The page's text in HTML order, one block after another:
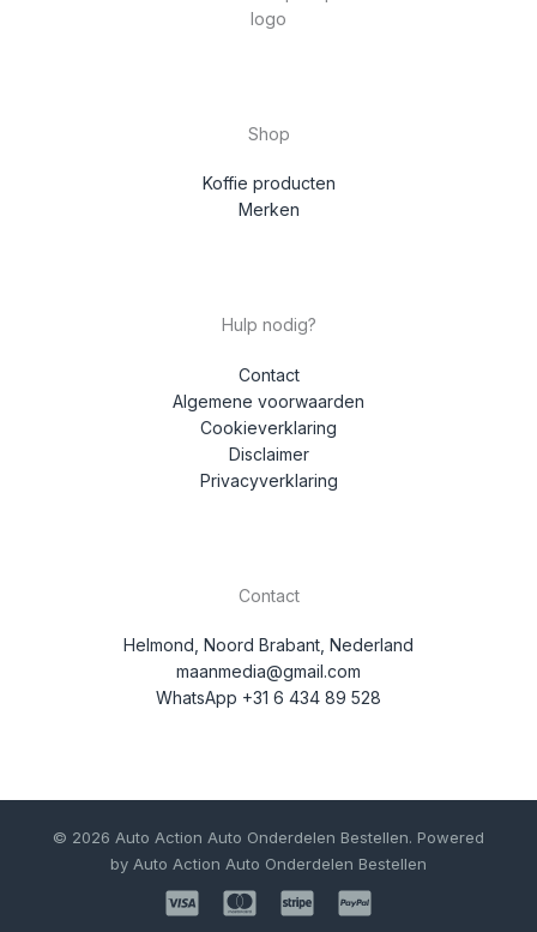
Shop
Koffie producten
Merken
Hulp nodig?
Contact
Algemene voorwaarden
Cookieverklaring
Disclaimer
Privacyverklaring
Contact
Helmond, Noord Brabant, Nederland
maanmedia@gmail.com
WhatsApp +31 6 434 89 528
© 2026 Auto Action Auto Onderdelen Bestellen. Powered
by Auto Action Auto Onderdelen Bestellen